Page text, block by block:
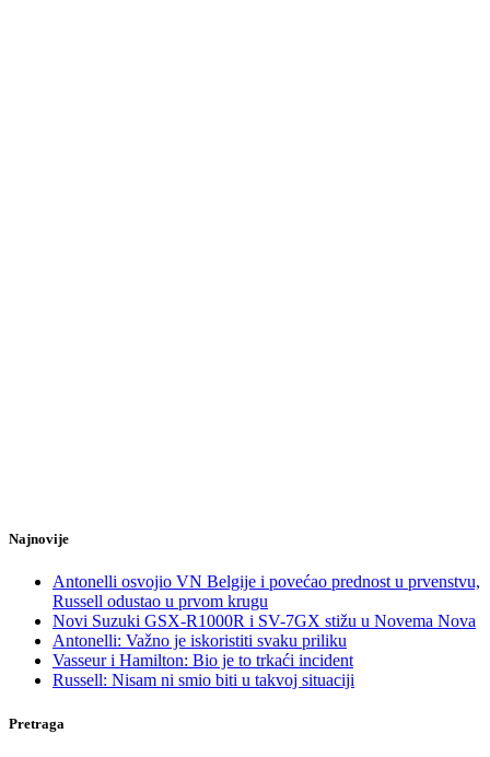
Najnovije
Antonelli osvojio VN Belgije i povećao prednost u prvenstvu,
Russell odustao u prvom krugu
Novi Suzuki GSX-R1000R i SV-7GX stižu u Novema Nova
Antonelli: Važno je iskoristiti svaku priliku
Vasseur i Hamilton: Bio je to trkaći incident
Russell: Nisam ni smio biti u takvoj situaciji
Pretraga